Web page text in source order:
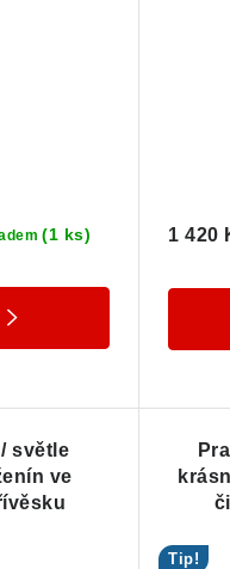
(1 ks) 1 420
světle
ve
Tip!